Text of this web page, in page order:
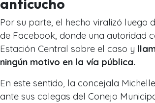
anticucho
Por su parte, el hecho viralizó luego
de Facebook, donde una autoridad
Estación Central sobre el caso y
ningún motivo en la vía pública.
En este sentido, la concejala
ante sus colegas del Conejo